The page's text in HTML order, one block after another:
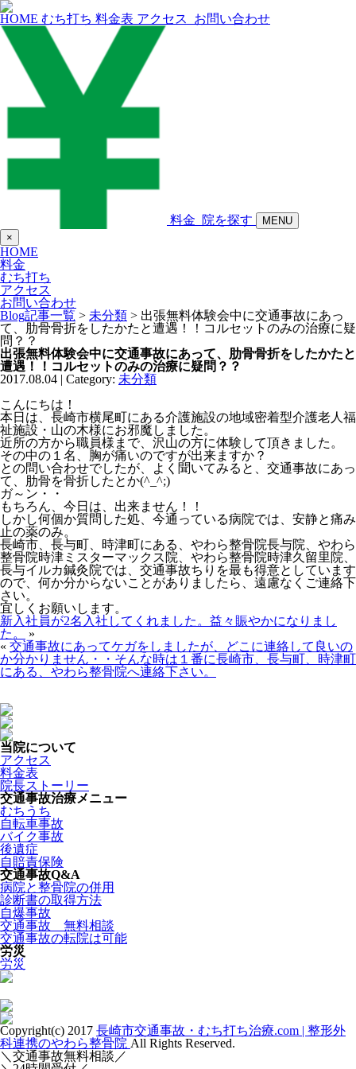
HOME むち打ち 料金表 アクセス お問い合わせ
料金 院を探す
MENU
×
HOME
料金
むち打ち
アクセス
お問い合わせ
Blog記事一覧 > 未分類 > 出張無料体験会中に交通事故にあっ
て、肋骨骨折をしたかたと遭遇！！コルセットのみの治療に疑
問？？
出張無料体験会中に交通事故にあって、肋骨骨折をしたかたと
遭遇！！コルセットのみの治療に疑問？？
2017.08.04 | Category: 未分類
こんにちは！
本日は、長崎市横尾町にある介護施設の地域密着型介護老人福
祉施設・山の木様にお邪魔しました。
近所の方から職員様まで、沢山の方に体験して頂きました。
その中の１名、胸が痛いのですが出来ますか？
との問い合わせでしたが、よく聞いてみると、交通事故にあっ
て、肋骨を骨折したとか(^_^;)
ガ～ン・・
もちろん、今日は、出来ません！！
しかし何個か質問した処、今通っている病院では、安静と痛み
止の薬のみ。
長崎市、長与町、時津町にある、やわら整骨院長与院、やわら
整骨院時津ミスターマックス院、やわら整骨院時津久留里院、
長与イルカ鍼灸院では、交通事故ちりを最も得意としています
ので、何か分からないことがありましたら、遠慮なくご連絡下
さい。
宜しくお願いします。
新入社員が2名入社してくれました。益々賑やかになりまし
た。
»
« 交通事故にあってケガをしましたが、どこに連絡して良いの
か分かりません・・そんな時は１番に長崎市、長与町、時津町
にある、やわら整骨院へ連絡下さい。
当院について
アクセス
料金表
院長ストーリー
交通事故治療メニュー
むちうち
自転車事故
バイク事故
後遺症
自賠責保険
交通事故Q&A
病院と整骨院の併用
診断書の取得方法
自爆事故
交通事故 無料相談
交通事故の転院は可能
労災
労災
Copyright(c) 2017 長崎市交通事故・むち打ち治療.com | 整形外
科連携のやわら整骨院 All Rights Reserved.
＼交通事故無料相談／